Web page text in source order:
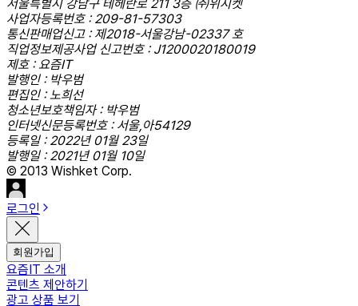
서울특별시 강남구 테헤란로 211 3층 ㈜위시켓
사업자등록번호 : 209-81-57303
통신판매업신고 : 제2018-서울강남-02337 호
직업정보제공사업 신고번호 : J1200020180019
제호 : 요즘IT
발행인 : 박우범
편집인 : 노희선
청소년보호책임자 : 박우범
인터넷신문등록번호 : 서울,아54129
등록일 : 2022년 01월 23일
발행일 : 2021년 01월 10일
© 2013 Wishket Corp.
로그인
회원가입
요즘IT 소개
콘텐츠 제안하기
광고 상품 보기